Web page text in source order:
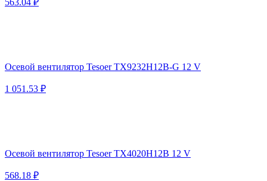
Осевой вентилятор Tesoer TX9232H12B-G 12 V
1 051.53 ₽
Осевой вентилятор Tesoer TX4020H12B 12 V
568.18 ₽